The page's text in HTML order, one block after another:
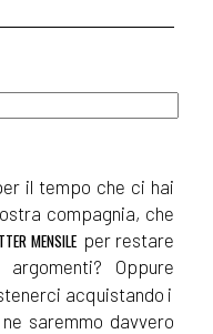
il tempo che ci hai
compagnia, che
MENSILE per restare
Oppure
acquistando i
saremmo davvero